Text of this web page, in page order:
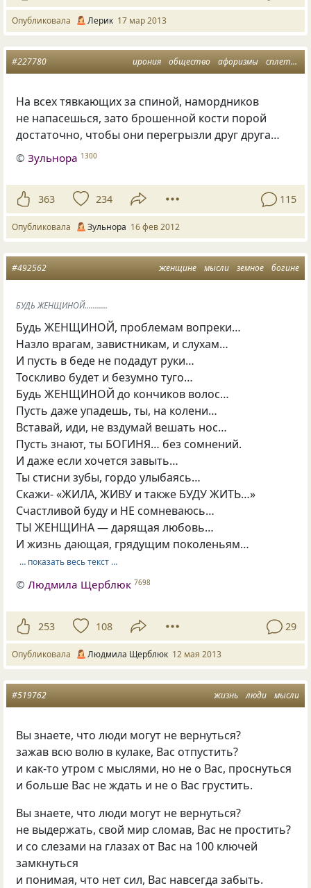
Опубликовала Лерик 17 мар 2013
ирония общество афоризмы сплетни
#227780
На всех тявкающих за спиной, намордников
не напасешься, зато брошенной кости порой
достаточно, чтобы они перегрызли друг друга…
©Зульнора 1300
363 234 115
Опубликовала Зульнора 16 фев 2012
женщине мысли земное богине
#492562
БУДЬ ЖЕНЩИНОЙ...........
Будь ЖЕНЩИНОЙ, проблемам вопреки…
Назло врагам, завистникам, и слухам…
И пусть в беде не подадут руки…
Тоскливо будет и безумно туго…
Будь ЖЕНЩИНОЙ до кончиков волос…
Пусть даже упадешь, ты, на колени…
Вставай, иди, не вздумай вешать нос…
Пусть знают, ты БОГИНЯ… без сомнений.
И даже если хочется завыть…
Ты стисни зубы, гордо улыбаясь…
Скажи- «ЖИЛА, ЖИВУ и также БУДУ ЖИТЬ…»
Счастливой буду и НЕ сомневаюсь…
ТЫ ЖЕНЩИНА — дарящая любовь…
И жизнь дающая, грядущим поколеньям…
… показать весь текст …
©Людмила Щерблюк 7698
253 108 29
Опубликовала Людмила Щерблюк 12 мая 2013
жизнь люди мысли
#519762
Вы знаете, что люди могут не вернуться?
зажав всю волю в кулаке, Вас отпустить?
и как-то утром с мыслями, но не о Вас, проснуться
и больше Вас не ждать и не о Вас грустить.
Вы знаете, что люди могут не вернуться?
не выдержать, свой мир сломав, Вас не простить?
и со слезами на глазах от Вас на 100 ключей
замкнуться
и понимая, что нет сил, Вас навсегда забыть.